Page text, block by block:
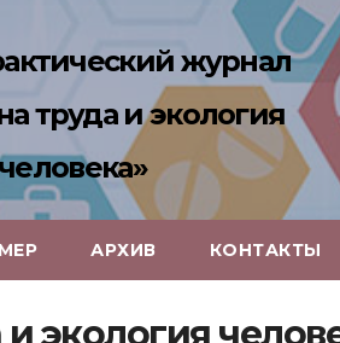
журнал
труда и экология
АРХИВ КОНТАКТЫ
экология